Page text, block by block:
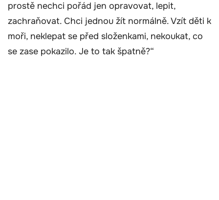
prostě nechci pořád jen opravovat, lepit,
zachraňovat. Chci jednou žít normálně. Vzít děti k
moři, neklepat se před složenkami, nekoukat, co
se zase pokazilo. Je to tak špatně?“